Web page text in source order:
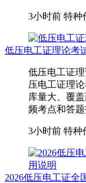
3小时前 特种
低压电工证理论考
低压电工证
压电工证理
库量大、覆
频考点和答题
3小时前 特种
2026低压电工证全